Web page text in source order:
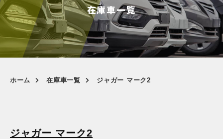
在庫車一覧
ホーム 在庫車一覧 ジャガー マーク2
ジャガー マーク2